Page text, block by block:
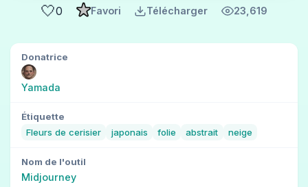
🤍0 Favori Télécharger 23,619
Donatrice
Yamada
Étiquette
Fleurs de cerisier
japonais folie abstrait neige
Nom de l'outil
Midjourney